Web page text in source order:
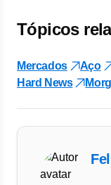
Tópicos
Mercados Aço
Hard News